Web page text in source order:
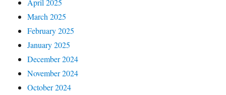
March 2025
February 2025
January 2025
December 2024
November 2024
October 2024